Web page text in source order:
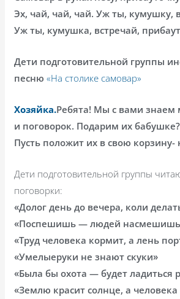
Эх, чай, чай, чай. Уж ты, кумушку,
Уж ты, кумушка, встречай,
Дети подготовительной группы
песню «На столике самовар»
Хозяйка.Ребята! Мы с вами знаем
и поговорок. Подарим их
Пусть положит их в свою корзину-
Дети подготовительной группы
поговорки:
«Долог день до вечера, коли
«Поспешишь — людей
«Труд человека кормит, а лень
«Умелыеруки не знают скуки»
«Была бы охота — будет ладиться
«Землю красит солнце, а